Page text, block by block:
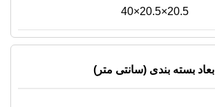
20.5×20.5×40
ابعاد بسته بندی (سانتی متر)